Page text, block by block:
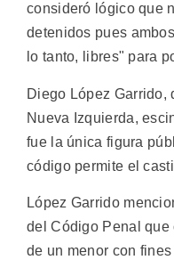
consideró lógico que
detenidos pues
lo tanto, libres" para
Diego López Garrido,
Nueva Izquierda,
fue la única figura
código permite el
López Garrido
del Código Penal
de un menor con